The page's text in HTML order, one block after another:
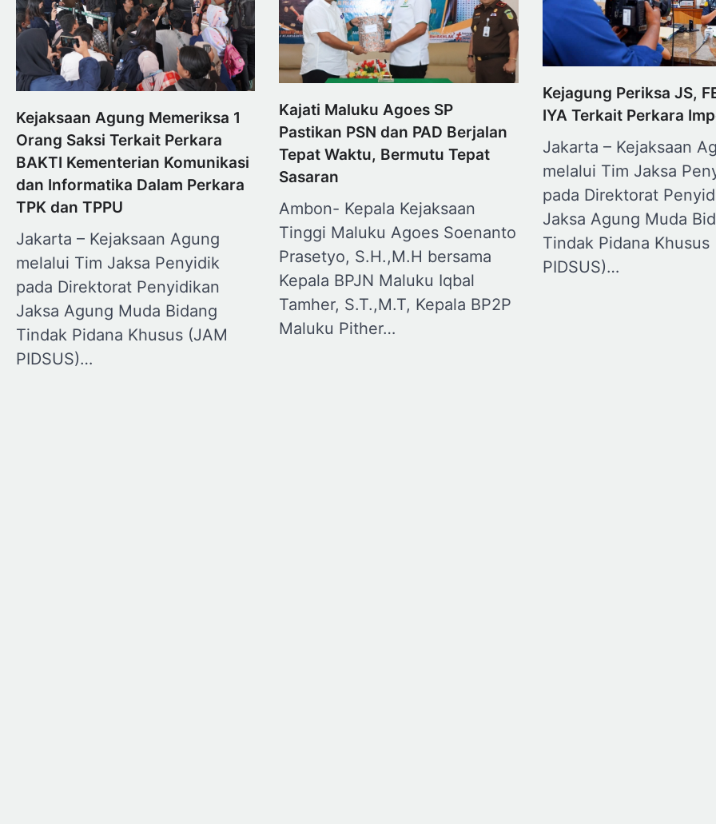
Kejaksaan Agung Memeriksa 1
Orang Saksi Terkait Perkara
BAKTI Kementerian Komunikasi
dan Informatika Dalam Perkara
TPK dan TPPU
Jakarta – Kejaksaan Agung
melalui Tim Jaksa Penyidik
pada Direktorat Penyidikan
Jaksa Agung Muda Bidang
Tindak Pidana Khusus (JAM
PIDSUS)…
Kajati Maluku Agoes SP
Pastikan PSN dan PAD Berjalan
Tepat Waktu, Bermutu Tepat
Sasaran
Ambon- Kepala Kejaksaan
Tinggi Maluku Agoes Soenanto
Prasetyo, S.H.,M.H bersama
Kepala BPJN Maluku Iqbal
Tamher, S.T.,M.T, Kepala BP2P
Maluku Pither…
Kejagung Periksa JS,
IYA Terkait Perkara
Jakarta – Kejaksaan
melalui Tim Jaksa
pada Direktorat
Jaksa Agung Muda
Tindak Pidana Khusus
PIDSUS)…